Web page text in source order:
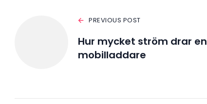
PREVIOUS POST
Hur mycket ström drar en
mobilladdare